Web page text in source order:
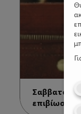
επιβίωσης